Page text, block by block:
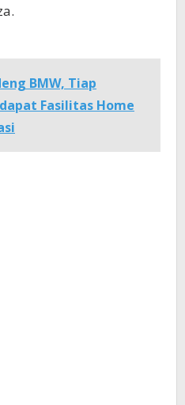
BMW, Tiap
Fasilitas Home